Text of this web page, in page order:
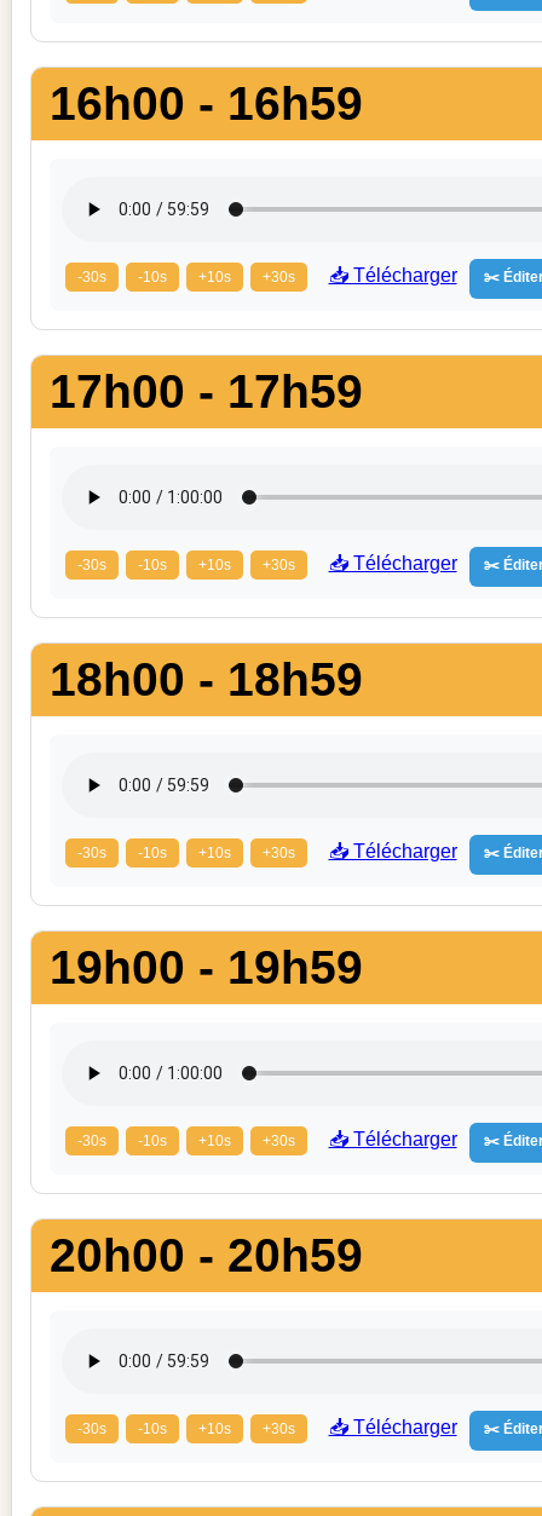
16h00 - 16h59
-30s -10s +10s +30s 📥 Télécharger ✂️
17h00 - 17h59
-30s -10s +10s +30s 📥 Télécharger ✂️
18h00 - 18h59
-30s -10s +10s +30s 📥 Télécharger ✂️
19h00 - 19h59
-30s -10s +10s +30s 📥 Télécharger ✂️
20h00 - 20h59
-30s -10s +10s +30s 📥 Télécharger ✂️